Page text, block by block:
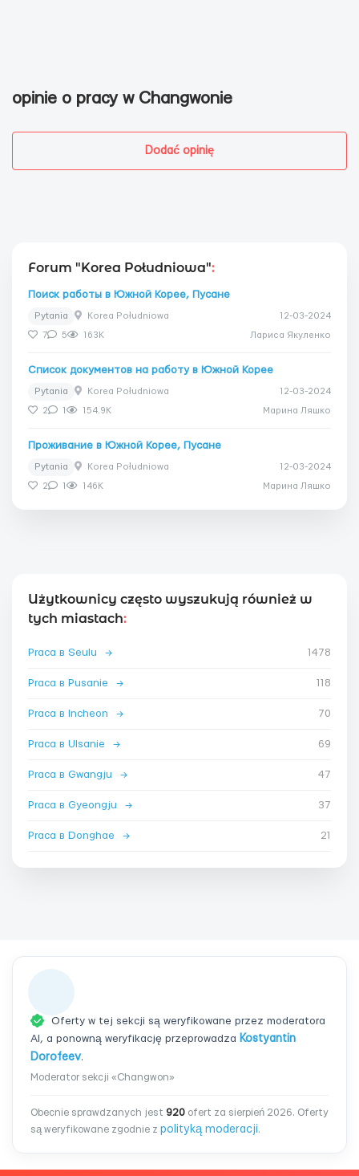
opinie o pracy w Changwonie
Dodać opinię
Forum "Korea Południowa":
Поиск работы в Южной Корее, Пусане
Pytania Korea Południowa 12-03-2024
7 5 163K Лариса Якуленко
Список документов на работу в Южной Корее
Pytania Korea Południowa 12-03-2024
2 1 154.9K Марина Ляшко
Проживание в Южной Корее, Пусане
Pytania Korea Południowa 12-03-2024
2 1 146K Марина Ляшко
Użytkownicy często wyszukują również w
tych miastach:
Praca в Seulu → 1478
Praca в Pusanie → 118
Praca в Incheon → 70
Praca в Ulsanie → 69
Praca в Gwangju → 47
Praca в Gyeongju → 37
Praca в Donghae → 21
Oferty w tej sekcji są weryfikowane przez moderatora
AI, a ponowną weryfikację przeprowadza Kostyantin
Dorofeev.
Moderator sekcji «Changwon»
Obecnie sprawdzanych jest 920 ofert za sierpień 2026. Oferty
są weryfikowane zgodnie z polityką moderacji.